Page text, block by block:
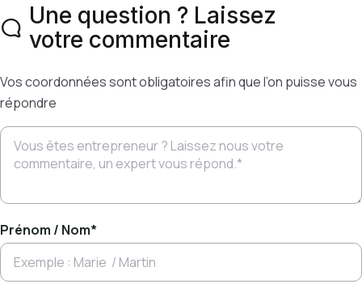
Une question ? Laissez
votre commentaire
Vos coordonnées sont obligatoires afin que l’on puisse vous
répondre
Prénom / Nom*